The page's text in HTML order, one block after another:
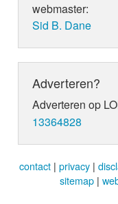
webmaster:
Sid B. Dane
Adverteren?
Adverteren op
13364828
contact | privacy |
sitemap |